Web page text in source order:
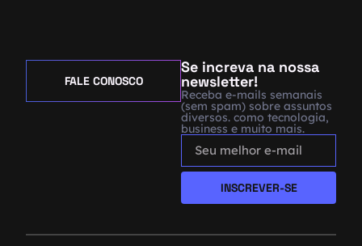
Se increva na nossa
newsletter!
Receba e-mails semanais
(sem spam) sobre assuntos
diversos. como tecnologia,
business e muito mais.
INSCREVER-SE
FALE CONOSCO